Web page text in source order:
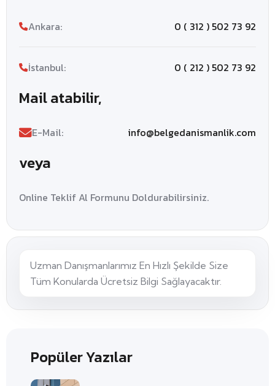
Ankara: 0 ( 312 ) 502 73 92
İstanbul: 0 ( 212 ) 502 73 92
Mail atabilir,
E-Mail: info@belgedanismanlik.com
veya
Online Teklif Al Formunu Doldurabilirsiniz.
Uzman Danışmanlarımız En Hızlı Şekilde Size
Tüm Konularda Ücretsiz Bilgi Sağlayacaktır.
Popüler Yazılar